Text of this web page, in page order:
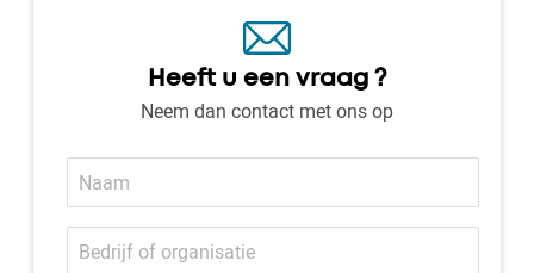
Heeft u een vraag ?
Neem dan contact met ons op
Naam
Bedrijf
of